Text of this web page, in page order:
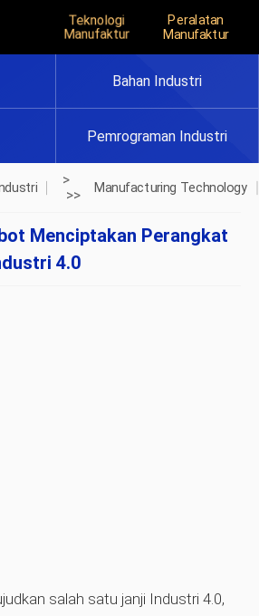
Teknologi
Manufaktur
Peralatan
Manufaktur
Bahan Industri
Pemrograman Industri
>
>>
Manufacturing Technology
Menciptakan Perangkat
4.0
salah satu janji Industri 4.0,